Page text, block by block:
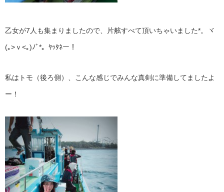
乙女が7人も集まりましたので、片舷すべて頂いちゃいました*。ヾ
(｡>ｖ<｡)ﾉﾞ*。ﾔｯﾀﾈー！
私はトモ（後ろ側）、こんな感じでみんな真剣に準備してましたよ
ー！